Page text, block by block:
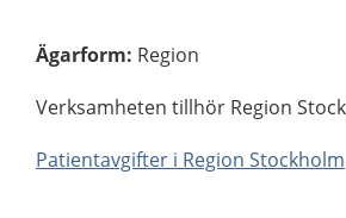
Ägarform: Region
Verksamheten tillhör Region
Patientavgifter i Region Stockholm